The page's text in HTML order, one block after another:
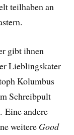
teilhaben an
gibt ihnen
Lieblingskater
Kolumbus
Schreibpult
Eine andere
weitere Good